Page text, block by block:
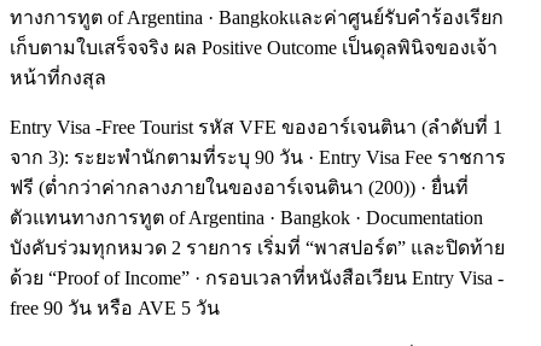
ทางการทูต of Argentina · Bangkokและค่าศูนย์รับคำร้องเรียก
เก็บตามใบเสร็จจริง ผล Positive Outcome เป็นดุลพินิจของเจ้า
หน้าที่กงสุล
Entry Visa -Free Tourist รหัส VFE ของอาร์เจนตินา (ลำดับที่ 1
จาก 3): ระยะพำนักตามที่ระบุ 90 วัน · Entry Visa Fee ราชการ
ฟรี (ต่ำกว่าค่ากลางภายในของอาร์เจนตินา (200)) · ยื่นที่
ตัวแทนทางการทูต of Argentina · Bangkok · Documentation
บังคับร่วมทุกหมวด 2 รายการ เริ่มที่ “พาสปอร์ต” และปิดท้าย
ด้วย “Proof of Income” · กรอบเวลาที่หนังสือเวียน Entry Visa -
free 90 วัน หรือ AVE 5 วัน